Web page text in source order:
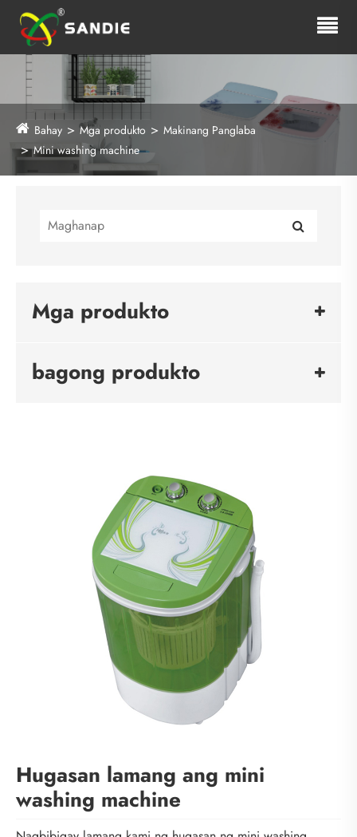
Bahay Mga produkto
Makinang Panglaba
Mini washing machine
Mga produkto
bagong produkto
Hugasan lamang ang mini
washing machine